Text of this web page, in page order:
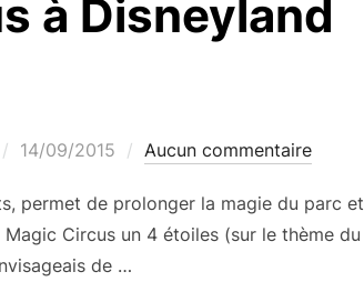
à Disneyland
Publié
14/09/2015 Aucun commentaire
permet de prolonger la magie du parc et
Circus un 4 étoiles (sur le thème du
de …